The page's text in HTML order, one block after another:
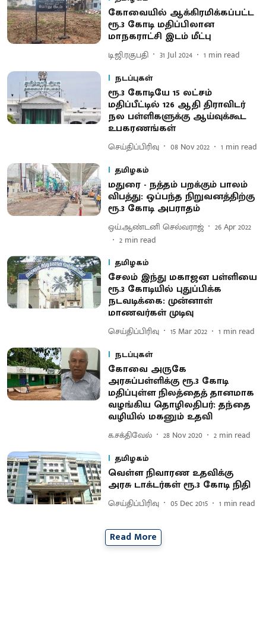
கோவையில் ஆக்கிரமிக்கப்பட்ட
ரூ.3 கோடி மதிப்பிலான
மாநகராட்சி இடம் மீட்பு
டி.ஜி.ரகுபதி 31 Jul 2024 1 min read
நடப்புகள்
ரூ.3 கோடியே 15 லட்சம்
மதிப்பீட்டில் 126 ஆதி திராவிடர்
நல பள்ளிகளுக்கு ஆய்வுக்கூட
உபகரணங்கள்
செய்திப்பிரிவு 08 Nov 2022 1 min read
தமிழகம்
மதுரை - நத்தம் பறக்கும் பாலம்
விபத்து: ஒப்பந்த நிறுவனத்திற்கு
ரூ.3 கோடி அபராதம்
ஒய்.ஆண்டனி செல்வராஜ்
26 Apr 2022
2 min read
தமிழகம்
சேலம் இந்து மகாஜன பள்ளியை
ரூ.3 கோடியில் புதுப்பிக்க
நடவடிக்கை: முன்னாள்
மாணவர்கள் முடிவு
செய்திப்பிரிவு 15 Mar 2022 1 min read
நடப்புகள்
கோவை அருகே
அரசுப்பள்ளிக்கு ரூ.3 கோடி
மதிப்புள்ள நிலத்தைத் தானமாக
வழங்கிய தொழிலதிபர்: தந்தை
வழியில் மகனும் உதவி
க.சக்திவேல் 28 Nov 2020 2 min read
தமிழகம்
வெள்ள நிவாரண உதவிக்கு
அரசு டாக்டர்கள் ரூ.3 கோடி நிதி
செய்திப்பிரிவு 05 Dec 2015 1 min read
Read More